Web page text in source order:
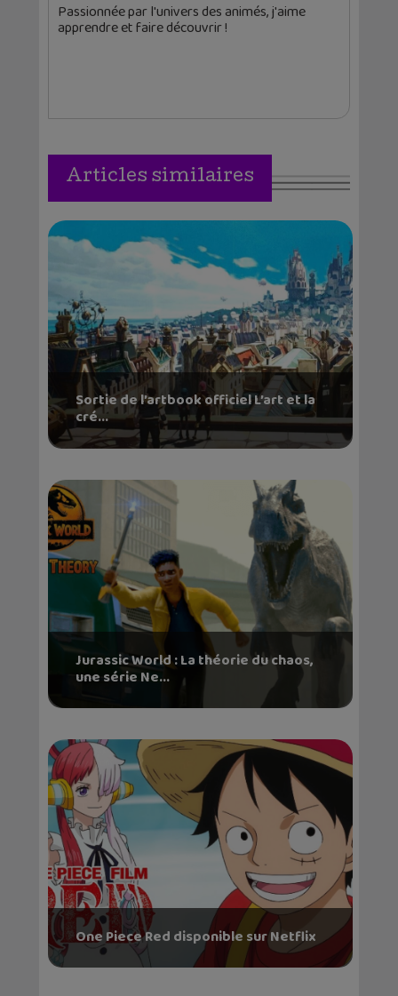
Passionnée par l'univers des animés, j'aime
apprendre et faire découvrir !
Articles similaires
Sortie de l’artbook officiel L’art et la
cré...
Jurassic World : La théorie du chaos,
une série Ne...
One Piece Red disponible sur Netflix